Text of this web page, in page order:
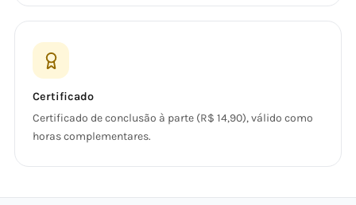
Certificado
Certificado de conclusão à parte (R$ 14,90), válido como
horas complementares.